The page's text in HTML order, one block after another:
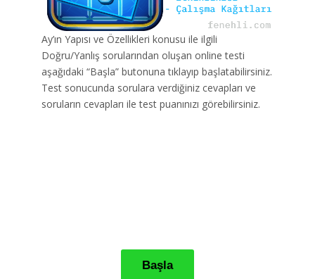
Ay’ın Yapısı ve Özellikleri konusu ile ilgili
Doğru/Yanlış sorularından oluşan online testi
aşağıdaki “Başla” butonuna tıklayıp başlatabilirsiniz.
Test sonucunda sorulara verdiğiniz cevapları ve
soruların cevapları ile test puanınızı görebilirsiniz.